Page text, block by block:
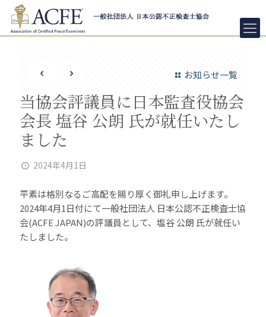
お知らせ一覧
当協会評議員に日本監査役協会
会長 塩谷 公朗 氏が就任いたし
ました
2024年4月1日
平素は格別なるご高配を賜り厚く御礼申し上げます。
2024年4月1日付にて一般社団法人 日本公認不正検査士協
会(ACFE JAPAN)の評議員として、塩谷 公朗 氏が就任い
たしました。